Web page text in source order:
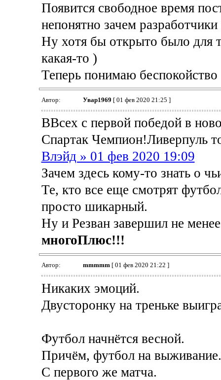
Появится свободное время
непонятно зачем
Ну хотя бы открыто было для
какая-то )
Теперь понимаю беспокойство
Автор: Увар1969 [ 01 фев 2020 21:25 ]
ВВсех с первой победой в
Спартак Чемпион!Ливерпуль
Влэйд » 01 фев 2020 19:09
Зачем здесь кому-то знать о
Те, кто все еще смотрят
просто шикарный.
Ну и Резван завершил не
многоПлюс!!!
Автор: mmmmm[ 01 фев 2020 21:22 ]
Никаких эмоций.
Двусторонку на треньке
Футбол начнётся весной.
Причём, футбол на выживание.
С первого же матча.